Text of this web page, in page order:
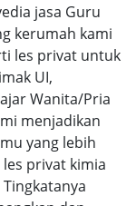
jasa Guru
kerumah kami
les privat untuk
UI,
Wanita/Pria
menjadikan
yang lebih
privat kimia